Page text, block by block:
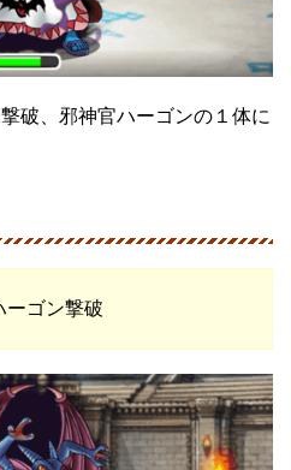
破、邪神官ハーゴンの１体に
ーゴン撃破